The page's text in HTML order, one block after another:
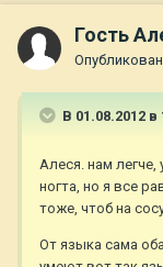
Гость
В 01.08.2012
Алеся. нам
ногта, но я все
тоже, чтоб на
От языка сама